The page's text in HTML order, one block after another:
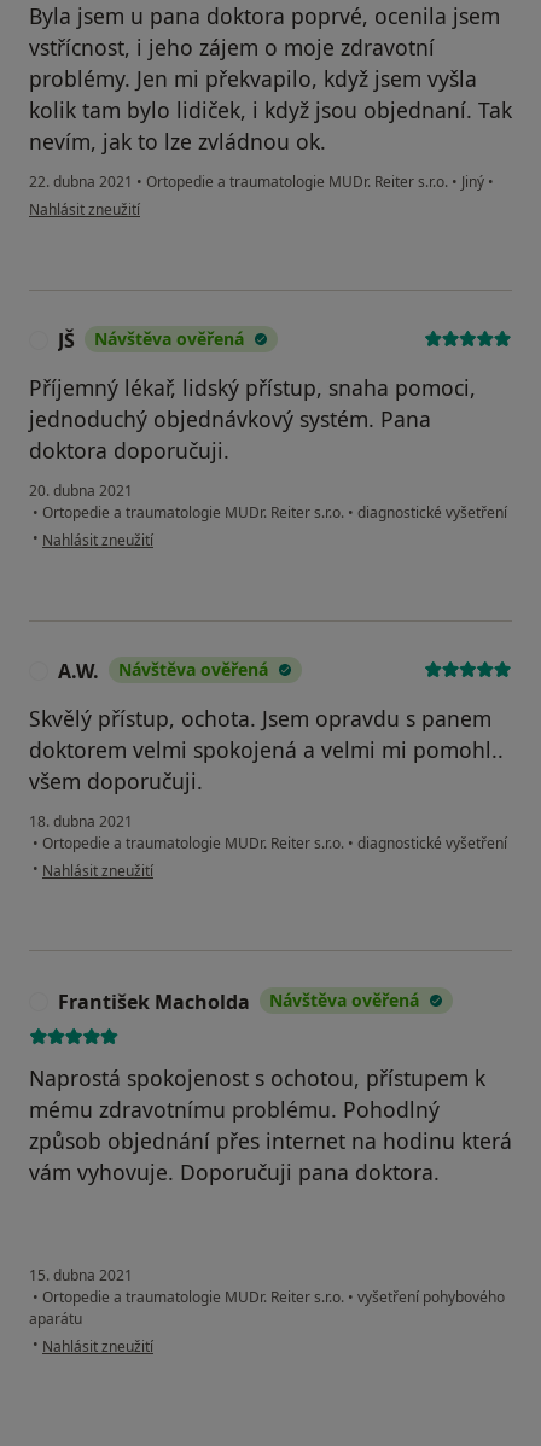
Byla jsem u pana doktora poprvé, ocenila jsem
vstřícnost, i jeho zájem o moje zdravotní
problémy. Jen mi překvapilo, když jsem vyšla
kolik tam bylo lidiček, i když jsou objednaní. Tak
nevím, jak to lze zvládnou ok.
22. dubna 2021 • Ortopedie a traumatologie MUDr. Reiter s.r.o. • Jiný •
podle názoru uživatele Vlasta
Nahlásit zneužití
JŠ Návštěva ověřená
Příjemný lékař, lidský přístup, snaha pomoci,
jednoduchý objednávkový systém. Pana
doktora doporučuji.
20. dubna 2021
• Ortopedie a traumatologie MUDr. Reiter s.r.o. • diagnostické vyšetření
• podle názoru uživatele JŠ
Nahlásit zneužití
A.W. Návštěva ověřená
Skvělý přístup, ochota. Jsem opravdu s panem
doktorem velmi spokojená a velmi mi pomohl..
všem doporučuji.
18. dubna 2021
• Ortopedie a traumatologie MUDr. Reiter s.r.o. • diagnostické vyšetření
• podle názoru uživatele A.W.
Nahlásit zneužití
František Macholda Návštěva ověřená
Naprostá spokojenost s ochotou, přístupem k
mému zdravotnímu problému. Pohodlný
způsob objednání přes internet na hodinu která
vám vyhovuje. Doporučuji pana doktora.
15. dubna 2021
• Ortopedie a traumatologie MUDr. Reiter s.r.o. • vyšetření pohybového
aparátu
• podle názoru uživatele František Macholda
Nahlásit zneužití